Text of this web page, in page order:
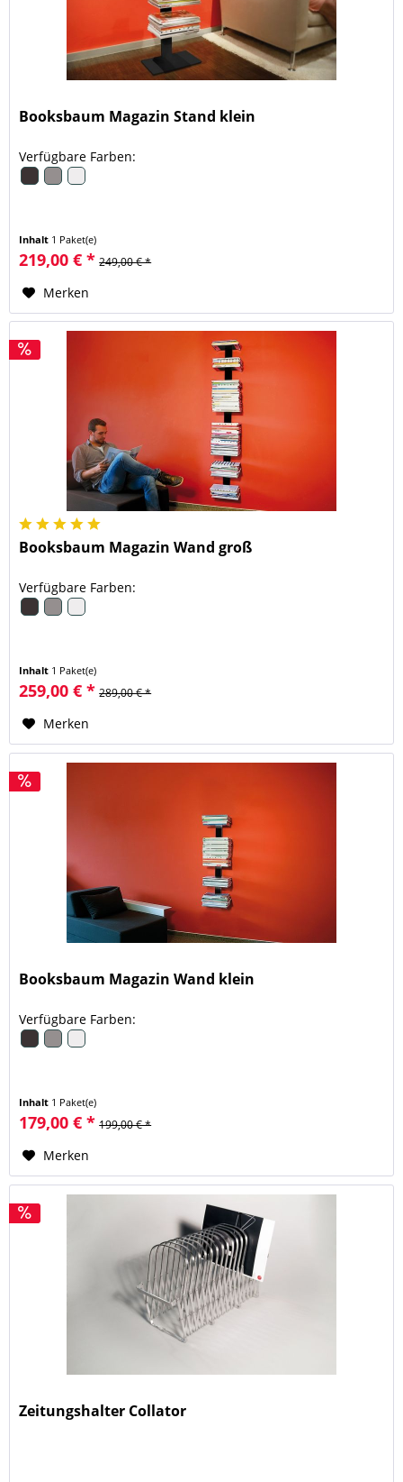
Booksbaum Magazin Stand klein
Verfügbare Farben:
Inhalt 1 Paket(e)
219,00 € * 249,00 € *
Merken
Booksbaum Magazin Wand groß
Verfügbare Farben:
Inhalt 1 Paket(e)
259,00 € * 289,00 € *
Merken
Booksbaum Magazin Wand klein
Verfügbare Farben:
Inhalt 1 Paket(e)
179,00 € * 199,00 € *
Merken
Zeitungshalter Collator